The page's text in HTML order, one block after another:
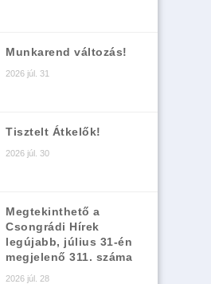
Munkarend változás!
2026 júl. 31
Tisztelt Átkelők!
2026 júl. 30
Megtekinthető a
Csongrádi Hírek
legújabb, július 31-én
megjelenő 311. száma
2026 júl. 28